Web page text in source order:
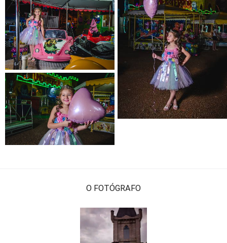
O FOTÓGRAFO